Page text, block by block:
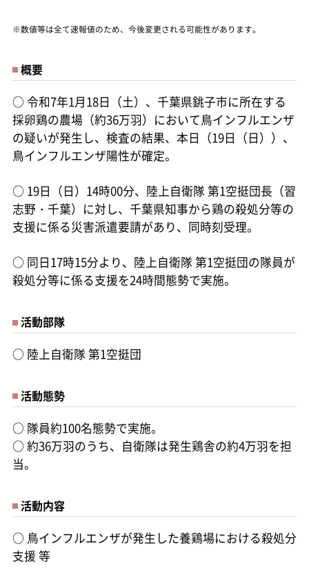
※数値等は全て速報値のため、今後変更される可能性があります。
概要
○ 令和7年1月18日（土）、千葉県銚子市に所在する
採卵鶏の農場（約36万羽）において鳥インフルエンザ
の疑いが発生し、検査の結果、本日（19日（日））、
鳥インフルエンザ陽性が確定。
○ 19日（日）14時00分、陸上自衛隊 第1空挺団長（習
志野・千葉）に対し、千葉県知事から鶏の殺処分等の
支援に係る災害派遣要請があり、同時刻受理。
○ 同日17時15分より、陸上自衛隊 第1空挺団の隊員が
殺処分等に係る支援を24時間態勢で実施。
活動部隊
○ 陸上自衛隊 第1空挺団
活動態勢
○ 隊員約100名態勢で実施。
○ 約36万羽のうち、自衛隊は発生鶏舎の約4万羽を担
当。
活動内容
○ 鳥インフルエンザが発生した養鶏場における殺処分
支援 等